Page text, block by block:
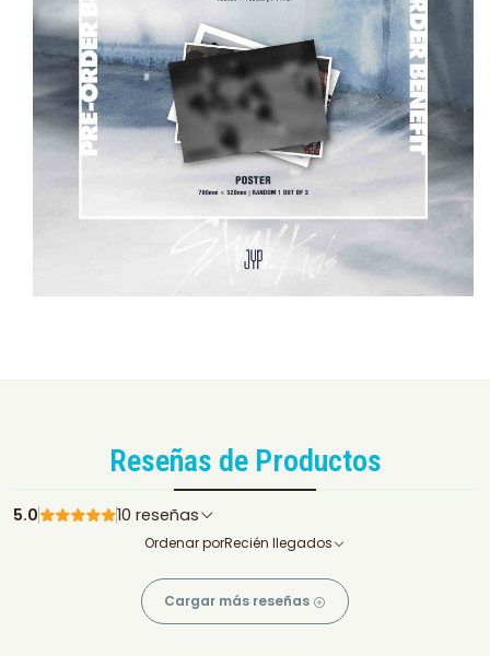
Reseñas de Productos
5.0 10 reseñas
Ordenar porRecién llegados
Cargar más reseñas